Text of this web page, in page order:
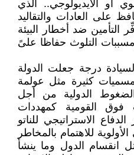
أو الأيديولوجي.. الذي
على العادات والتقاليد
التأمين ضد أخطار البيئة
التلوث حفاظا علىً
درجة جعلت الدولة
كثيرة مثل عولمة
،الضغوط الدولية من أجل
فوق القومية كمهددات
الاستراتيجي للناتو
الأولوية للاهتمام بالمخاطر
انقسام الدول وما ينشأ